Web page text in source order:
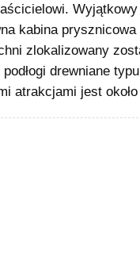
kabina
zlokalizowany
drewniane
atrakcjami jest